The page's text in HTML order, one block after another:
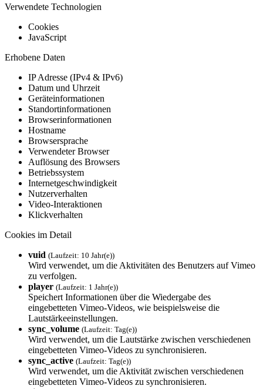
Verwendete Technologien
Cookies
JavaScript
Erhobene Daten
IP Adresse (IPv4 & IPv6)
Datum und Uhrzeit
Geräteinformationen
Standortinformationen
Browserinformationen
Hostname
Browsersprache
Verwendeter Browser
Auflösung des Browsers
Betriebssystem
Internetgeschwindigkeit
Nutzerverhalten
Video-Interaktionen
Klickverhalten
Cookies im Detail
vuid (Laufzeit: 10 Jahr(e))
Wird verwendet, um die Aktivitäten des Benutzers auf Vimeo
zu verfolgen.
player (Laufzeit: 1 Jahr(e))
Speichert Informationen über die Wiedergabe des
eingebetteten Vimeo-Videos, wie beispielsweise die
Lautstärkeeinstellungen.
sync_volume (Laufzeit: Tag(e))
Wird verwendet, um die Lautstärke zwischen verschiedenen
eingebetteten Vimeo-Videos zu synchronisieren.
sync_active (Laufzeit: Tag(e))
Wird verwendet, um die Aktivität zwischen verschiedenen
eingebetteten Vimeo-Videos zu synchronisieren.